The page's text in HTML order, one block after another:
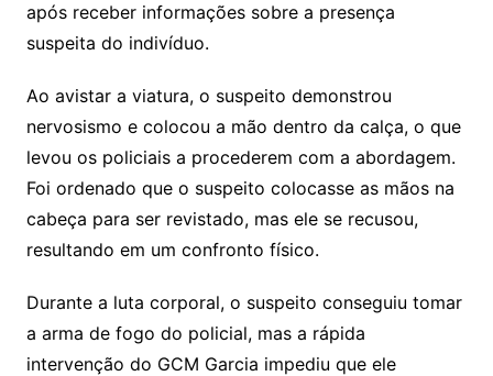
após receber informações sobre a presença
suspeita do indivíduo.
Ao avistar a viatura, o suspeito demonstrou
nervosismo e colocou a mão dentro da calça, o que
levou os policiais a procederem com a abordagem.
Foi ordenado que o suspeito colocasse as mãos na
cabeça para ser revistado, mas ele se recusou,
resultando em um confronto físico.
Durante a luta corporal, o suspeito conseguiu tomar
a arma de fogo do policial, mas a rápida
intervenção do GCM Garcia impediu que ele